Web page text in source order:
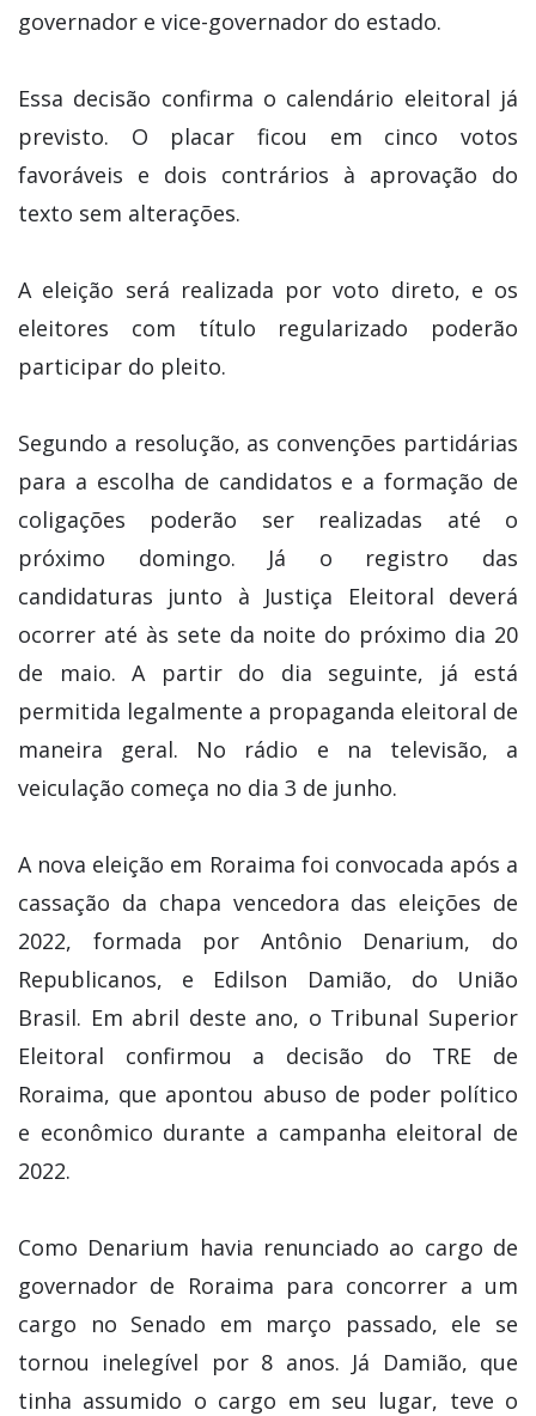
governador e vice-governador do estado.
Essa decisão confirma o calendário eleitoral já
previsto. O placar ficou em cinco votos
favoráveis e dois contrários à aprovação do
texto sem alterações.
A eleição será realizada por voto direto, e os
eleitores com título regularizado poderão
participar do pleito.
Segundo a resolução, as convenções partidárias
para a escolha de candidatos e a formação de
coligações poderão ser realizadas até o
próximo domingo. Já o registro das
candidaturas junto à Justiça Eleitoral deverá
ocorrer até às sete da noite do próximo dia 20
de maio. A partir do dia seguinte, já está
permitida legalmente a propaganda eleitoral de
maneira geral. No rádio e na televisão, a
veiculação começa no dia 3 de junho.
A nova eleição em Roraima foi convocada após a
cassação da chapa vencedora das eleições de
2022, formada por Antônio Denarium, do
Republicanos, e Edilson Damião, do União
Brasil. Em abril deste ano, o Tribunal Superior
Eleitoral confirmou a decisão do TRE de
Roraima, que apontou abuso de poder político
e econômico durante a campanha eleitoral de
2022.
Como Denarium havia renunciado ao cargo de
governador de Roraima para concorrer a um
cargo no Senado em março passado, ele se
tornou inelegível por 8 anos. Já Damião, que
tinha assumido o cargo em seu lugar, teve o